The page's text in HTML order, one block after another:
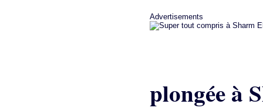
Advertisements
plongée à